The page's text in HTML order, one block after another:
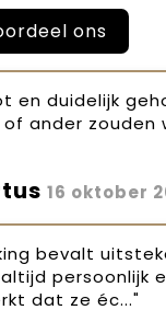
ons
en duidelijk
ander zouden
16 oktober
bevalt
persoonlijk
dat ze éc..."